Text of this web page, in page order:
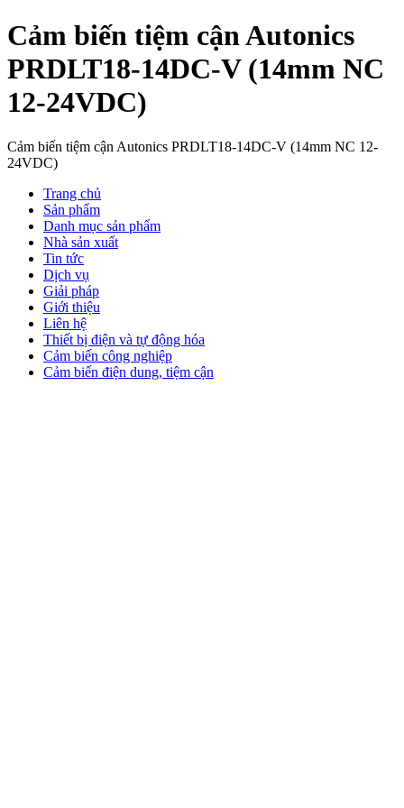
Cảm biến tiệm cận Autonics
PRDLT18-14DC-V (14mm NC
12-24VDC)
Cảm biến tiệm cận Autonics PRDLT18-14DC-V (14mm NC 12-
24VDC)
Trang chủ
Sản phẩm
Danh mục sản phẩm
Nhà sản xuất
Tin tức
Dịch vụ
Giải pháp
Giới thiệu
Liên hệ
Thiết bị điện và tự động hóa
Cảm biến công nghiệp
Cảm biến điện dung, tiệm cận